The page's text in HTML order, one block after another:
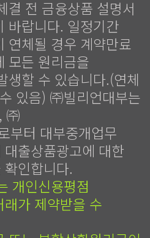
결 전 금융상품 설명서
바랍니다. 일정기간
연체될 경우 계약만료
모든 원리금을
생할 수 있습니다.(연체
있음) ㈜빌리언대부는
㈜
부터 대부중개업무
출상품광고에 대한
인합니다.
개인신용평점
가 제약받을 수